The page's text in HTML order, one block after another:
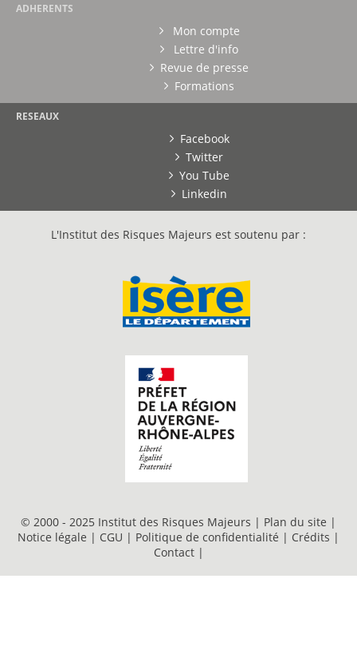
ADHERENTS
Mon compte
Lettre d'info
Revue de presse
Formations
RESEAUX
Facebook
Twitter
You Tube
Linkedin
L'Institut des Risques Majeurs est soutenu par :
© 2000 - 2025 Institut des Risques Majeurs | Plan du site |
Notice légale | CGU | Politique de confidentialité | Crédits |
Contact |